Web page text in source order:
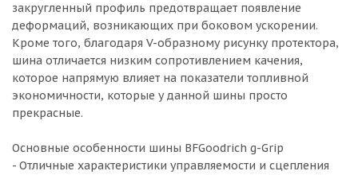
закругленный профиль предотвращает появление
деформаций, возникающих при боковом ускорении.
Кроме того, благодаря V-образному рисунку протектора,
шина отличается низким сопротивлением качения,
которое напрямую влияет на показатели топливной
экономичности, которые у данной шины просто
прекрасные.
Основные особенности шины BFGoodrich g-Grip
- Отличные характеристики управляемости и сцепления